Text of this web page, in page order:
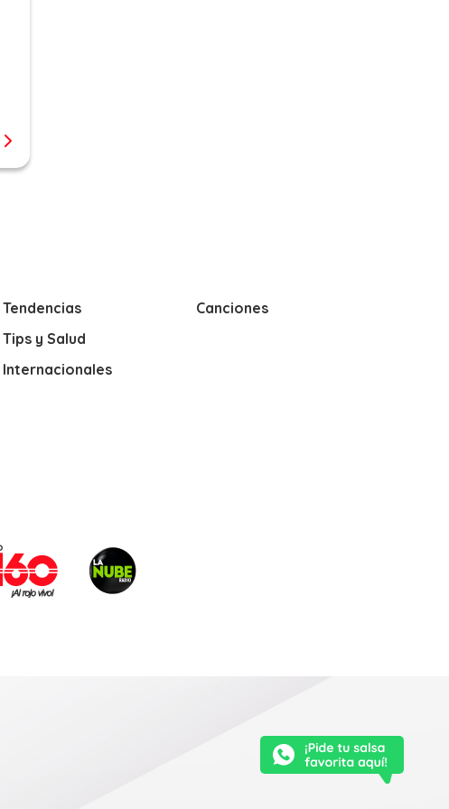
Tendencias
Tips y Salud
Internacionales
Canciones